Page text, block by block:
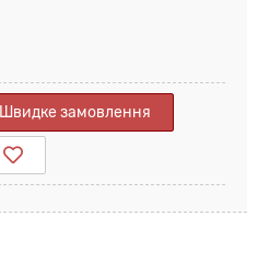
Швидке замовлення